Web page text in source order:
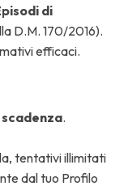
di
D.M. 170/2016).
efficaci.
.
tentativi illimitati
dal tuo Profilo